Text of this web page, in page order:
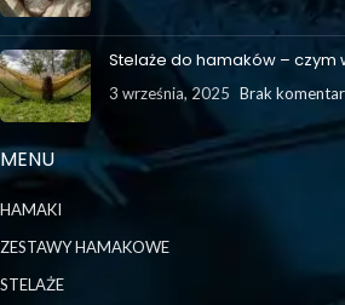
Stelaże do hamaków – czym
3 września, 2025 Brak
MENU
HAMAKI
ZESTAWY HAMAKOWE
STELAŻE